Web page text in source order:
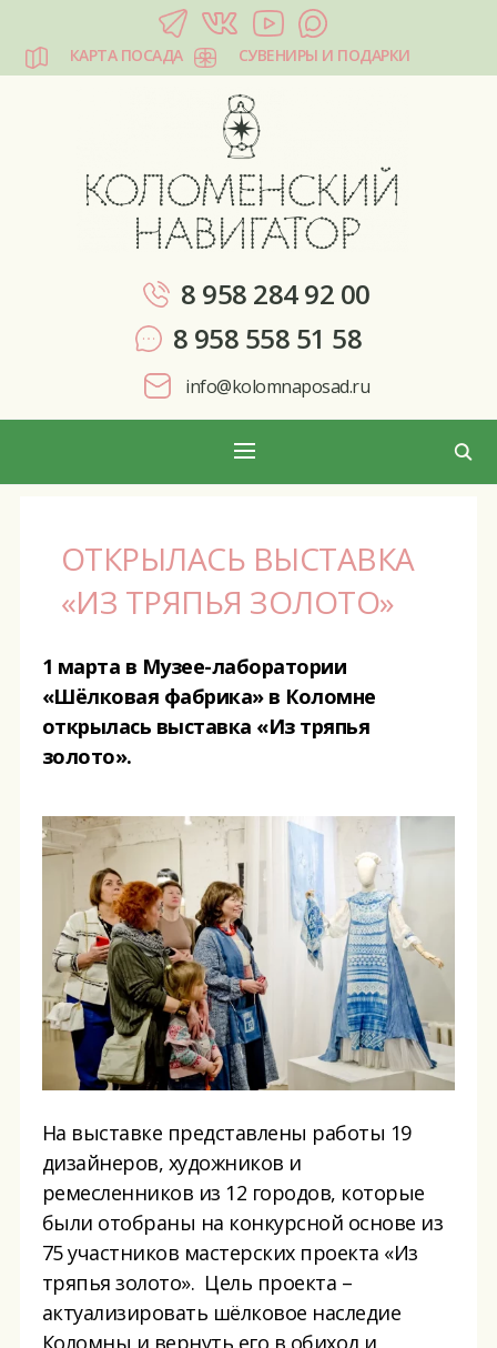
КАРТА ПОСАДА СУВЕНИРЫ И ПОДАРКИ
8 958 284 92 00
8 958 558 51 58
info@kolomnaposad.ru
ОТКРЫЛАСЬ ВЫСТАВКА
«ИЗ ТРЯПЬЯ ЗОЛОТО»
1 марта в Музее-лаборатории
«Шёлковая фабрика» в Коломне
открылась выставка «Из тряпья
золото».
На выставке представлены работы 19
дизайнеров, художников и
ремесленников из 12 городов, которые
были отобраны на конкурсной основе из
75 участников мастерских проекта «Из
тряпья золото». Цель проекта –
актуализировать шёлковое наследие
Коломны и вернуть его в обиход и